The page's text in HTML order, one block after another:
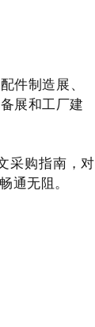
件制造展、
展和工厂建
采购指南，对
通无阻。